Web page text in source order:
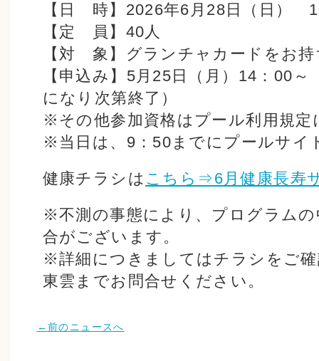
【日 時】2026年6月28日（日）
【定 員】40人
【対 象】グランチャカードをお
【申込み】5月25日（月）14：00
になり次第終了）
※その他参加資格はプール利用規定
※当日は、9：50までにプールサイ
健康チラシは こちら⇒6月健康長寿
※不測の事態により、プログラム
合がございます。
※詳細につきましてはチラシをご
東雲までお問合せください。
←前のニュースへ